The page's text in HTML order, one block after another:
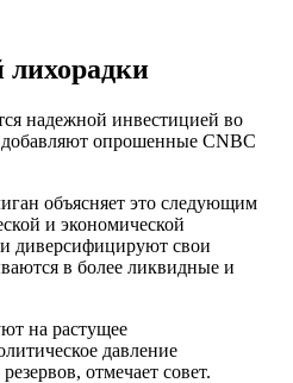
надежной инвестицией во
добавляют опрошенные CNBC
объясняет это следующим
и экономической
диверсифицируют свои
в более ликвидные и
на растущее
давление
отмечает совет.